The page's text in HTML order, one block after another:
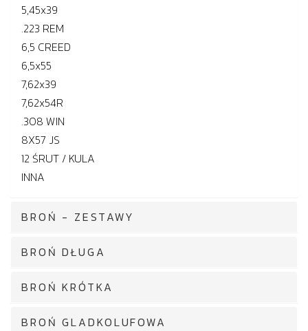
5,45x39
.223 REM
6,5 CREED
6,5x55
7,62x39
7,62x54R
.308 WIN
8X57 JS
12 ŚRUT / KULA
INNA
BROŃ - ZESTAWY
BROŃ DŁUGA
BROŃ KRÓTKA
BROŃ GLADKOLUFOWA